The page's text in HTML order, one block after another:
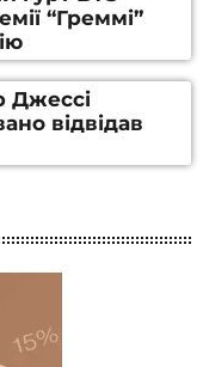
“Греммі”
Джессі
відвідав